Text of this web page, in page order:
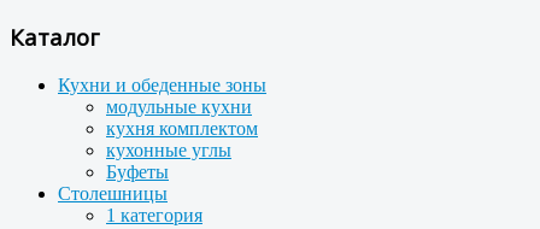
Каталог
Кухни и обеденные зоны
модульные кухни
кухня комплектом
кухонные углы
Буфеты
Столешницы
1 категория